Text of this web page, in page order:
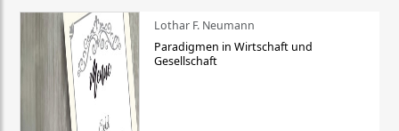
Lothar F. Neumann
Paradigmen in Wirtschaft und
Gesellschaft